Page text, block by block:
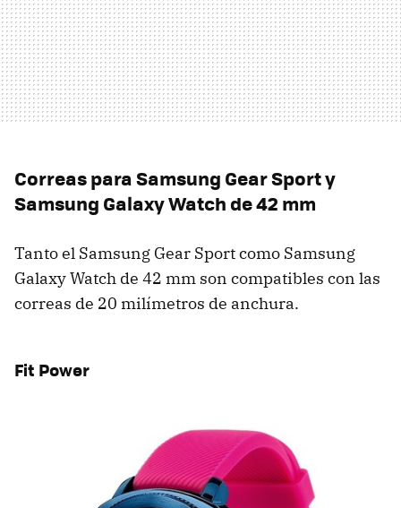
Correas para Samsung Gear Sport y
Samsung Galaxy Watch de 42 mm
Tanto el Samsung Gear Sport como Samsung
Galaxy Watch de 42 mm son compatibles con las
correas de 20 milímetros de anchura.
Fit Power